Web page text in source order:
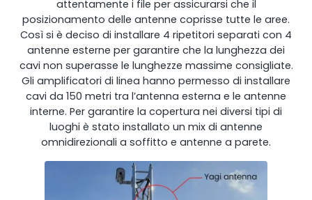
attentamente i file per assicurarsi che il
posizionamento delle antenne coprisse tutte le aree.
Così si è deciso di installare 4 ripetitori separati con 4
antenne esterne per garantire che la lunghezza dei
cavi non superasse le lunghezze massime consigliate.
Gli amplificatori di linea hanno permesso di installare
cavi da 150 metri tra l’antenna esterna e le antenne
interne. Per garantire la copertura nei diversi tipi di
luoghi è stato installato un mix di antenne
omnidirezionali a soffitto e antenne a parete.